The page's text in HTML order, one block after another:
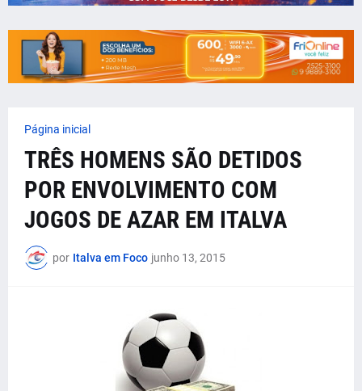
Página inicial
TRÊS HOMENS SÃO DETIDOS
POR ENVOLVIMENTO COM
JOGOS DE AZAR EM ITALVA
por Italva em Foco junho 13, 2015